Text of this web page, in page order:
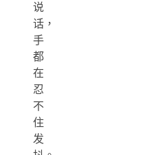
说
话，
手
都
在
忍
不
住
发